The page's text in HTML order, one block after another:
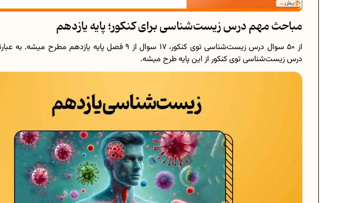
مباحث مهم درس زیست‌شناسی برای کنکور؛ پایه یازدهم
درس زیست‌شناسی توی کنکور از این پایه طرح میشه.